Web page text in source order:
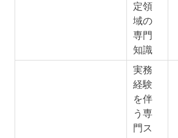
定領
域の
専門
知識
実務
経験
を伴
う専
門ス